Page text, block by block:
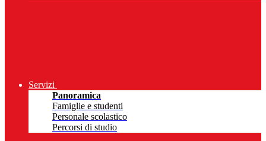
Servizi
Panoramica
Famiglie e studenti
Personale scolastico
Percorsi di studio